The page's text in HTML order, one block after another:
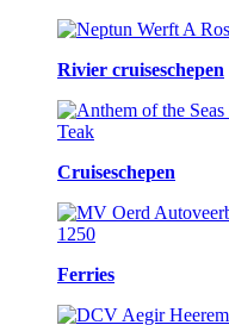
Rivier cruiseschepen
Cruiseschepen
Ferries